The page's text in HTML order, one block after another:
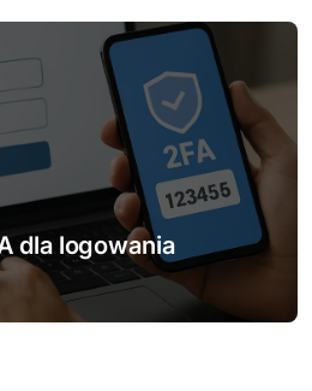
dla logowania